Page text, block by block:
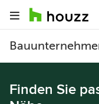
Finden Sie